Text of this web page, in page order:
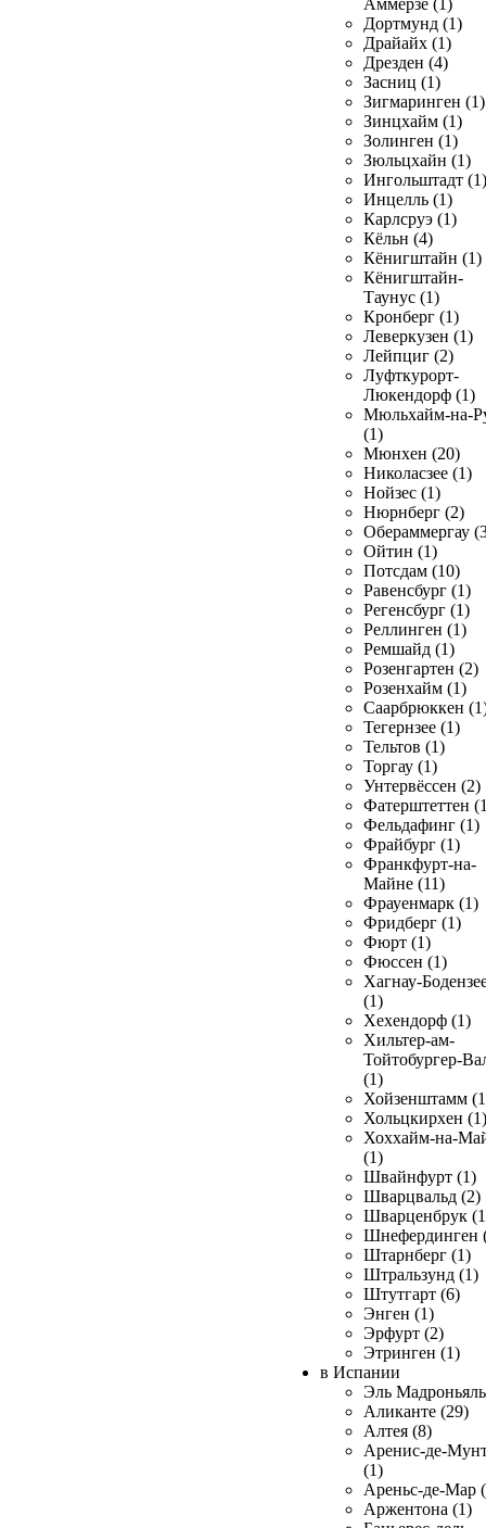
Аммерзе (1)
Дортмунд (1)
Драйайх (1)
Дрезден (4)
Засниц (1)
Зигмаринген (1)
Зинцхайм (1)
Золинген (1)
Зюльцхайн (1)
Ингольштадт (1)
Инцелль (1)
Карлсруэ (1)
Кёльн (4)
Кёнигштайн (1)
Кёнигштайн-
Таунус (1)
Кронберг (1)
Леверкузен (1)
Лейпциг (2)
Луфткурорт-
Люкендорф (1)
Мюльхайм-на-
(1)
Мюнхен (20)
Николасзее (1)
Нойзес (1)
Нюрнберг (2)
Обераммергау
Ойтин (1)
Потсдам (10)
Равенсбург (1)
Регенсбург (1)
Реллинген (1)
Ремшайд (1)
Розенгартен (2)
Розенхайм (1)
Саарбрюккен
Тегернзее (1)
Тельтов (1)
Торгау (1)
Унтервёссен (2)
Фатерштеттен
Фельдафинг (1)
Фрайбург (1)
Франкфурт-на-
Майне (11)
Фрауенмарк (1)
Фридберг (1)
Фюрт (1)
Фюссен (1)
Хагнау-
(1)
Хехендорф (1)
Хильтер-ам-
Тойтобургер-
(1)
Хойзенштамм
Хольцкирхен (1)
Хоххайм-на-
(1)
Швайнфурт (1)
Шварцвальд (2)
Шварценбрук
Шнефердинген
Штарнберг (1)
Штральзунд (1)
Штутгарт (6)
Энген (1)
Эрфурт (2)
Этринген (1)
в Испании
Эль
Аликанте (29)
Алтея (8)
Аренис-де-
(1)
Ареньс-де-Мар
Аржентона (1)